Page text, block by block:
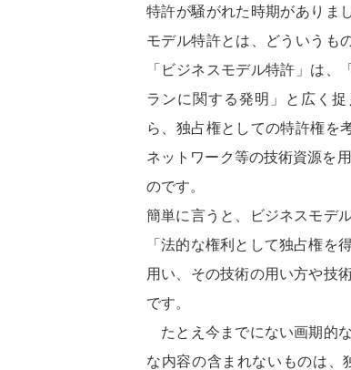
特許が騒がれた時期がありま
モデル特許とは、どういう
「ビジネスモデル特許」は、
ランに関する発明」と広く
ら、独占権としての特許権を
ネットワーク等の技術資源を
のです。
簡単に言うと、ビジネスモデ
「法的な権利として独占権を
用い、その技術の用い方や技
です。
たとえ今までにない画期的
な内容の含まれないものは、